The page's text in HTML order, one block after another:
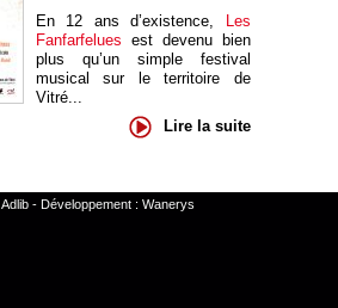
En 12 ans d’existence, Les
Fanfarfelues est devenu bien
plus qu’un simple festival
musical sur le territoire de
Vitré...
Lire la suite
Adlib- Développement : Wanerys